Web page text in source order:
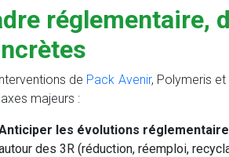
réglementaire,
de Pack Avenir, Polymeris et
majeurs :
les évolutions
des 3R (réduction, réemploi,